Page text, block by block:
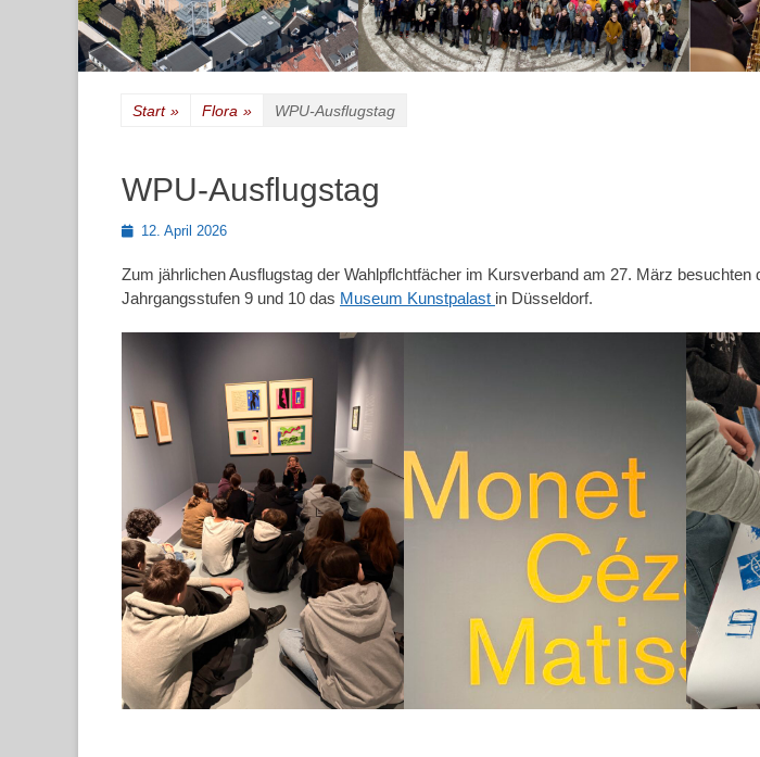
Start » Flora » WPU-Ausflugstag
WPU-Ausflugstag
Posted12. April 2026
Zum jährlichen Ausflugstag der Wahlpflchtfächer im Kursverband am 27. März besuchten
Jahrgangsstufen 9 und 10 das Museum Kunstpalast in Düsseldorf.